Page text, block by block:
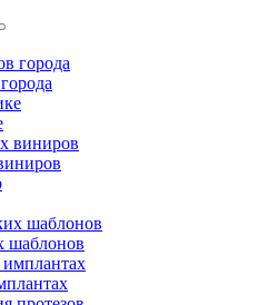
шаблонов